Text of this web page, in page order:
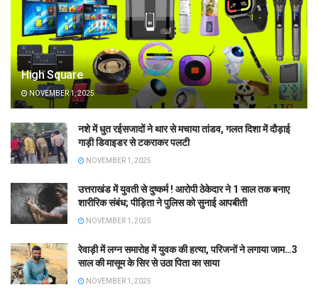
High Square
NOVEMBER 1, 2025
नशे में धुत रईसजादों ने थार से मचाया तांडव, गलत दिशा में दौड़ाई
गाड़ी डिवाइडर से टकराकर पलटी
NOVEMBER 1, 2025
उत्तराखंड में युवती से दुष्कर्म ! आरोपी ठेकेदार ने 1 साल तक बनाए
शारीरिक संबंध; पीड़िता ने पुलिस को सुनाई आपबीती
NOVEMBER 1, 2025
रेवाड़ी में लग्न समारोह में युवक की हत्या, परिजनों ने लगाया जाम…3
साल की मासूम के सिर से उठा पिता का साया
NOVEMBER 1, 2025